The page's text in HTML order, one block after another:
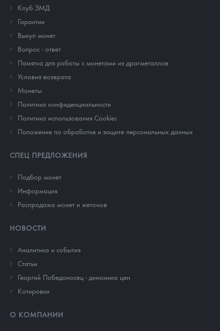
Клуб ЗМД
Гарантии
Выкуп монет
Вопрос - ответ
Памятка для работы с монетами из драгметаллов
Условия возврата
Монеты
Политика конфиденциальности
Политика использования Cookies
Положение по обработке и защите персональных данных
СПЕЦ ПРЕДЛОЖЕНИЯ
Подбор монет
Информация
Распродажа монет и жетонов
НОВОСТИ
Аналитика и события
Cтатьи
Георгий Победоносец - динамика цен
Котировки
О КОМПАНИИ